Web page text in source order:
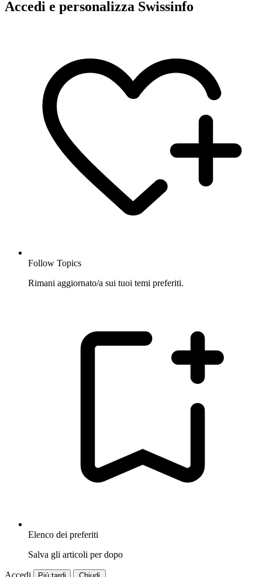
Accedi e personalizza Swissinfo
Follow Topics
Rimani aggiornato/a sui tuoi temi preferiti.
Elenco dei preferiti
Salva gli articoli per dopo
Accedi